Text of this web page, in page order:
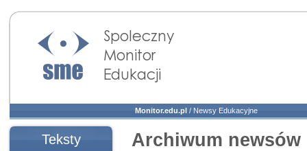
Społeczny Monitor
Edukacji
Monitor.edu.pl / Newsy Edukacyjne
Teksty
Archiwum